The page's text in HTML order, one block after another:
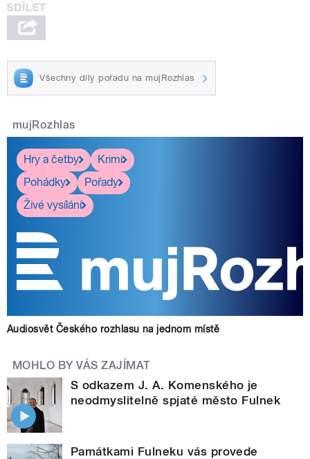
Všechny díly pořadu na mujRozhlas
mujRozhlas
Hry a četby
Krimi
Pohádky
Pořady
Živé vysílání
Audiosvět Českého rozhlasu na jednom místě
MOHLO BY VÁS ZAJÍMAT
S odkazem J. A. Komenského je
neodmyslitelně spjaté město Fulnek
Památkami Fulneku vás provede